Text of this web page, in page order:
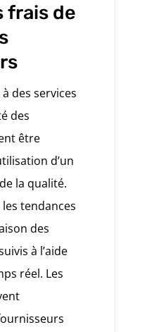
frais de
des services
des
être
d’un
la qualité.
tendances
des
à l’aide
réel. Les